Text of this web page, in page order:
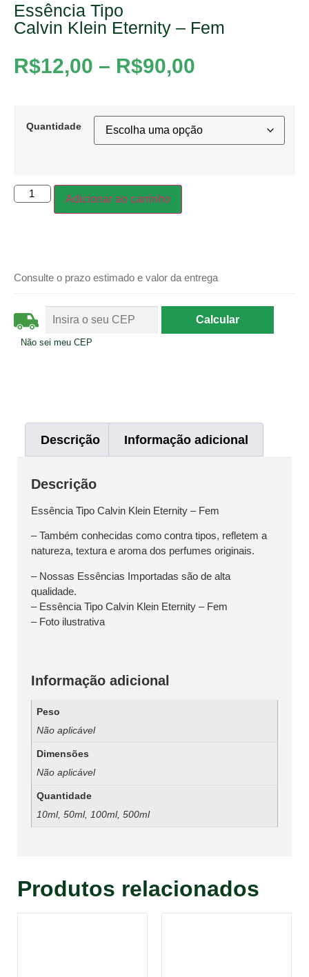
Essência Tipo
Calvin Klein Eternity – Fem
R$12,00 – R$90,00
Quantidade
Adicionar ao carrinho
Consulte o prazo estimado e valor da entrega
Não sei meu CEP
Descrição Informação adicional
Descrição
Essência Tipo Calvin Klein Eternity – Fem
– Também conhecidas como contra tipos, refletem a
natureza, textura e aroma dos perfumes originais.
– Nossas Essências Importadas são de alta
qualidade.
– Essência Tipo Calvin Klein Eternity – Fem
– Foto ilustrativa
Informação adicional
Peso
Não aplicável
Dimensões
Não aplicável
Quantidade
10ml, 50ml, 100ml, 500ml
Produtos relacionados